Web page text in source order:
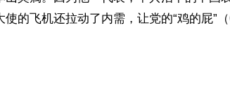
的飞机还拉动了内需，让党的“鸡的屁”